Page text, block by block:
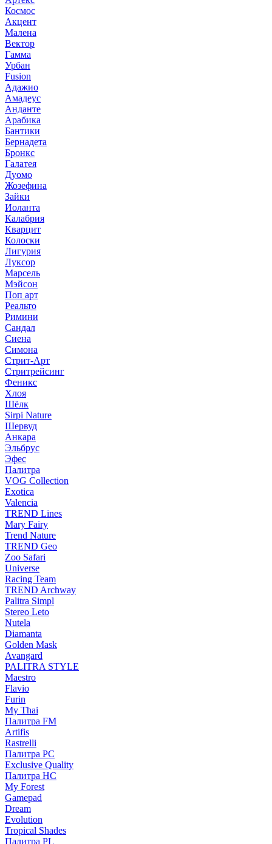
Космос
Акцент
Малена
Вектор
Гамма
Урбан
Fusion
Адажио
Амадеус
Анданте
Арабика
Бантики
Бернадета
Бронкс
Галатея
Дуомо
Жозефина
Зайки
Иоланта
Калабрия
Кварцит
Колоски
Лигурия
Луксор
Марсель
Мэйсон
Поп арт
Реальто
Римини
Сандал
Сиена
Симона
Стрит-Арт
Стритрейсинг
Феникс
Хлоя
Шёлк
Sirpi Nature
Шервуд
Анкара
Эльбрус
Эфес
Палитра
VOG Collection
Exotica
Valencia
TREND Lines
Mary Fairy
Trend Nature
TREND Geo
Zoo Safari
Universe
Racing Team
TREND Archway
Palitra Simpl
Stereo Leto
Nutela
Diamanta
Golden Mask
Avangard
PALITRA STYLE
Maestro
Flavio
Furin
My Thai
Палитра FM
Artifis
Rastrelli
Палитра PC
Exclusive Quality
Палитра HС
My Forest
Gamepad
Dream
Evolution
Tropical Shades
Палитра PL